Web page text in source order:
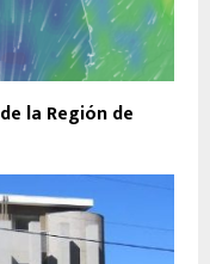
la Región de